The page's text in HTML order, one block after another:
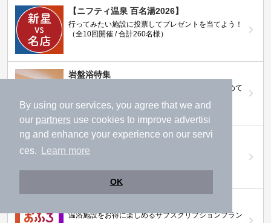
By using our services, you agree that we and
our partners use cookies to improve advertisi
ng and enhance your experience on our servi
ces.
Learn more
OK
【ニフティ温泉 百名湯2026】
行ってみたい施設に投票してプレゼントを当てよう！
（全10回開催 / 合計260名様）
岩盤浴特集
日本全国の岩盤浴情報だけをピックアップ。まとめて
ニフティ温泉ニュース
温泉にもっと行きたくなる！お得な情報を掲載中
温浴施設をお得に楽しめるサブスクリプションプラン